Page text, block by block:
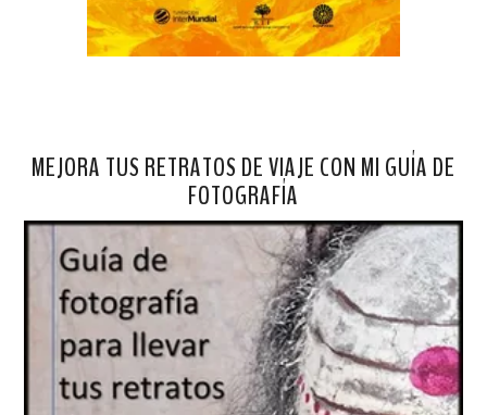
MEJORA TUS RETRATOS DE VIAJE CON MI GUÍA DE
FOTOGRAFÍA